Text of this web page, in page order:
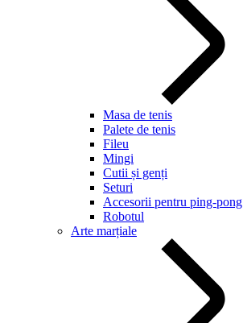
Masa de tenis
Palete de tenis
Fileu
Mingi
Cutii și genți
Seturi
Accesorii pentru ping-pong
Robotul
Arte marțiale